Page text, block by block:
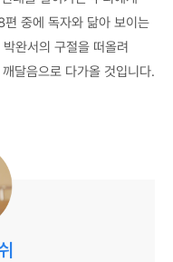
편 중에 독자와 닮아 보이는
완서의 구절을 떠올려
달음으로 다가올 것입니다.